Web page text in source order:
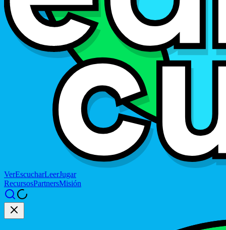
VerEscucharLeerJugar
RecursosPartnersMisión